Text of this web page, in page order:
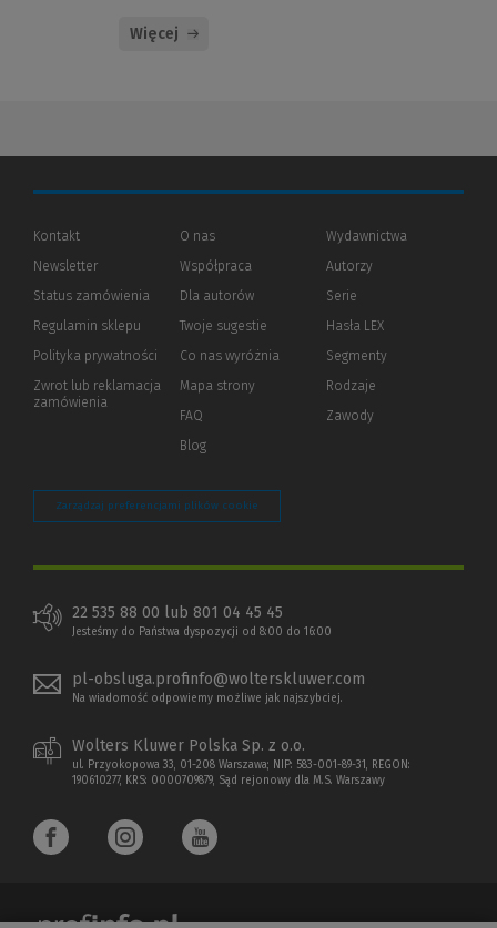
Więcej
Kontakt
Newsletter
Status zamówienia
Regulamin sklepu
Polityka prywatności (Nowe
(Link
innej
Zwrot lub reklamacja
zamówienia
O nas
Współpraca
Dla autorów(Nowe
(Link
innej
strony)
Twoje sugestie
Co nas wyróżnia
Mapa strony
FAQ
Blog
Wydawnictwa
Autorzy
Serie
Hasła LEX
Segmenty
Rodzaje
Zawody
Zarządzaj preferencjami plików cookie
22 535 88 00 lub 801 04 45 45
Jesteśmy do Państwa dyspozycji od 8:00 do 16:00
pl-obsluga.profinfo@wolterskluwer.com
Na wiadomość odpowiemy możliwe jak najszybciej.
Wolters Kluwer Polska Sp. z o.o.
ul. Przyokopowa 33, 01-208 Warszawa; NIP: 583-001-89-31, REGON:
190610277, KRS: 0000709879, Sąd rejonowy dla M.S. Warszawy